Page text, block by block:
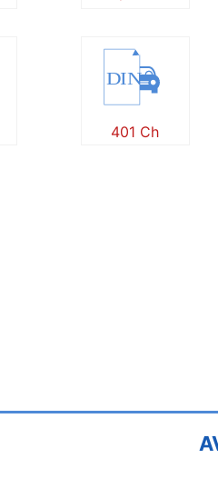
DIN
401 Ch